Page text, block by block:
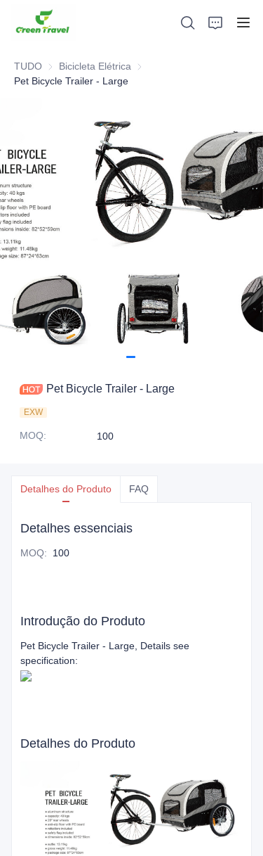
TUDO Bicicleta Elétrica Bicicleta Elétrica
Pet Bicycle Trailer - Large
Pet Bicycle Trailer - Large
EXW
MOQ: 100
Detalhes do Produto FAQ
Detalhes essenciais
MOQ: 100
Introdução do Produto
Pet Bicycle Trailer - Large, Details see
specification:
Detalhes do Produto
Produtos
Sobre nós
Notícias e Casos de Cooperação
Apoiar